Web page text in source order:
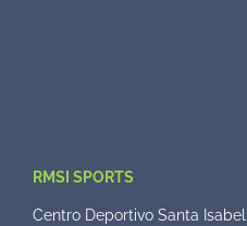
RMSI SPORTS
Centro Deportivo Santa Isabel